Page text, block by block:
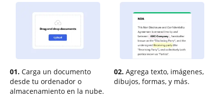
01. Carga un documento
desde tu ordenador o
almacenamiento en la nube.
02. Agrega texto, imágenes,
dibujos, formas, y más.